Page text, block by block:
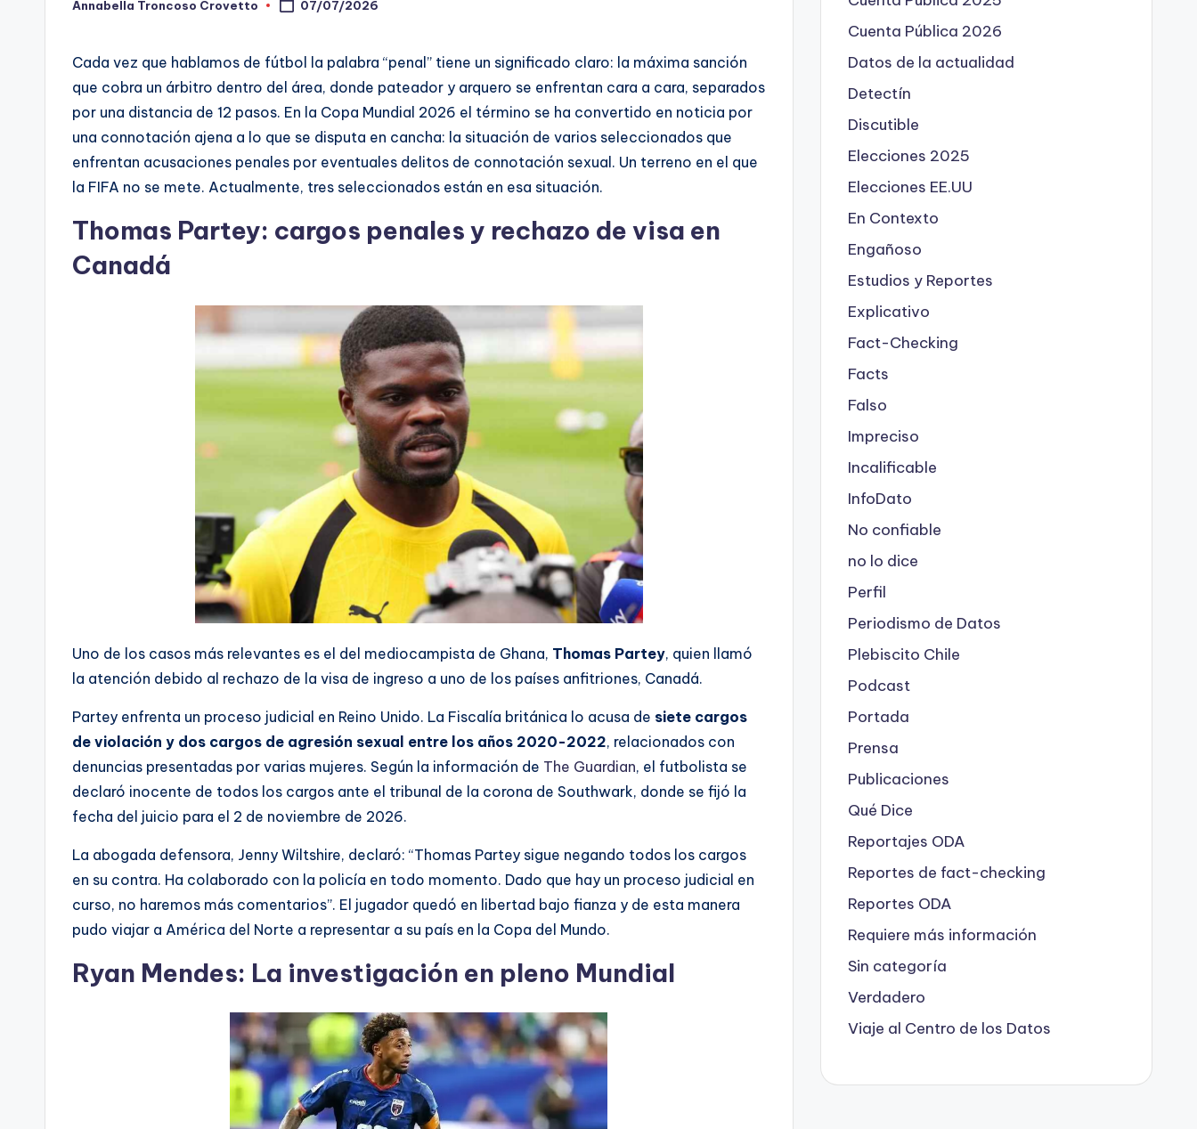
C
ki
Publicado
Annabella Troncoso Crovetto 07/07/2026
Cada vez que hablamos de fútbol la palabra “penal” tiene un significado claro: la máxima sanción
que cobra un árbitro dentro del área, donde pateador y arquero se enfrentan cara a cara, separados
por una distancia de 12 pasos. En la Copa Mundial 2026 el término se ha convertido en noticia por
una connotación ajena a lo que se disputa en cancha: la situación de varios seleccionados que
enfrentan acusaciones penales por eventuales delitos de connotación sexual. Un terreno en el que
la FIFA no se mete. Actualmente, tres seleccionados están en esa situación.
Thomas Partey: cargos penales y rechazo de visa en
Canadá
Uno de los casos más relevantes es el del mediocampista de Ghana, Thomas Partey, quien llamó
la atención debido al rechazo de la visa de ingreso a uno de los países anfitriones, Canadá.
Partey enfrenta un proceso judicial en Reino Unido. La Fiscalía británica lo acusa de siete cargos
de violación y dos cargos de agresión sexual entre los años 2020-2022, relacionados con
denuncias presentadas por varias mujeres. Según la información de The Guardian, el futbolista se
declaró inocente de todos los cargos ante el tribunal de la corona de Southwark, donde se fijó la
fecha del juicio para el 2 de noviembre de 2026.
La abogada defensora, Jenny Wiltshire, declaró: “Thomas Partey sigue negando todos los cargos
en su contra. Ha colaborado con la policía en todo momento. Dado que hay un proceso judicial en
curso, no haremos más comentarios”. El jugador quedó en libertad bajo fianza y de esta manera
pudo viajar a América del Norte a representar a su país en la Copa del Mundo.
Ryan Mendes: La investigación en pleno Mundial
Cuenta Pública 2026
Datos de la actualidad
Detectín
Discutible
Elecciones 2025
Elecciones EE.UU
En Contexto
Engañoso
Estudios y Reportes
Explicativo
Fact-Checking
Facts
Falso
Impreciso
Incalificable
InfoDato
No confiable
no lo dice
Perfil
Periodismo de Datos
Plebiscito Chile
Podcast
Portada
Prensa
Publicaciones
Qué Dice
Reportajes ODA
Reportes de fact-checking
Reportes ODA
Requiere más información
Sin categoría
Verdadero
Viaje al Centro de los Datos